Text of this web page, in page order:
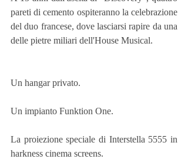
pareti di cemento ospiteranno la celebrazione
del duo francese, dove lasciarsi rapire da una
delle pietre miliari dell'House Musical.
Un hangar privato.
Un impianto Funktion One.
La proiezione speciale di Interstella 5555 in
harkness cinema screens.